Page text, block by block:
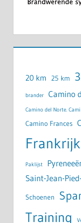
20 km 25 km
brander Camino
Camino del Norte.
Camino Frances
Frankrijk
Paklijst
Saint-Jean-
Schoenen
Training